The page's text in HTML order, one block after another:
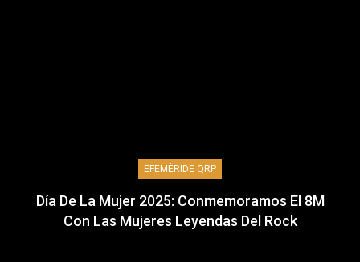
EFEMÉRIDE QRP
Día De La Mujer 2025: Conmemoramos El 8M
Con Las Mujeres Leyendas Del Rock